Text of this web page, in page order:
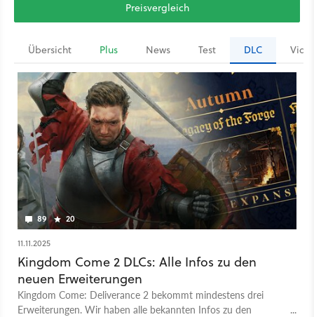
Preisvergleich
Übersicht Plus News Test DLC
89 20
11.11.2025
Kingdom Come 2 DLCs: Alle Infos zu den
neuen Erweiterungen
Kingdom Come: Deliverance 2 bekommt mindestens drei
Erweiterungen. Wir haben alle bekannten Infos zu den